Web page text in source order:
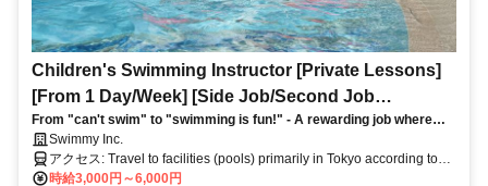
Children's Swimming Instructor [Private Lessons]
[From 1 Day/Week] [Side Job/Second Job
Welcome] [We
From "can't swim" to "swimming is fun!" - A rewarding job where
you can witness children's moments of growth.
Swimmy Inc.
アクセス: Travel to facilities (pools) primarily in Tokyo according to
client preferences.
時給3,000円～6,000円